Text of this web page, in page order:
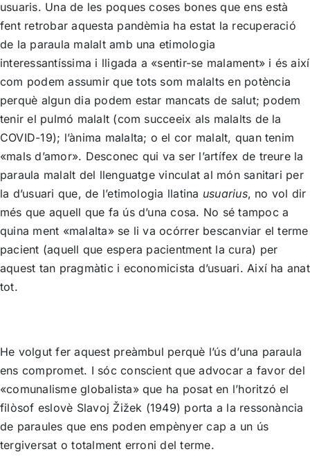
usuaris. Una de les poques coses bones que ens està
fent retrobar aquesta pandèmia ha estat la recuperació
de la paraula malalt amb una etimologia
interessantíssima i lligada a «sentir-se malament» i és així
com podem assumir que tots som malalts en potència
perquè algun dia podem estar mancats de salut; podem
tenir el pulmó malalt (com succeeix als malalts de la
COVID-19); l’ànima malalta; o el cor malalt, quan tenim
«mals d’amor». Desconec qui va ser l’artífex de treure la
paraula malalt del llenguatge vinculat al món sanitari per
la d’usuari que, de l’etimologia llatina usuarius, no vol dir
més que aquell que fa ús d’una cosa. No sé tampoc a
quina ment «malalta» se li va ocórrer bescanviar el terme
pacient (aquell que espera pacientment la cura) per
aquest tan pragmàtic i economicista d’usuari. Així ha anat
tot.
He volgut fer aquest preàmbul perquè l’ús d’una paraula
ens compromet. I sóc conscient que advocar a favor del
«comunalisme globalista» que ha posat en l’horitzó el
filòsof eslovè Slavoj Žižek (1949) porta a la ressonància
de paraules que ens poden empènyer cap a un ús
tergiversat o totalment erroni del terme.